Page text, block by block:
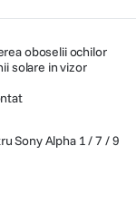
oboselii ochilor
solare in vizor
Sony Alpha 1 / 7 / 9